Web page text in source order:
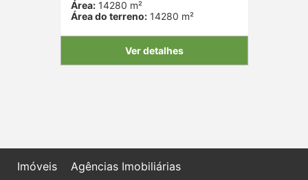
Área:14280 m²
Área do terreno:14280 m²
Ver detalhes
Imóveis Agências Imobiliárias